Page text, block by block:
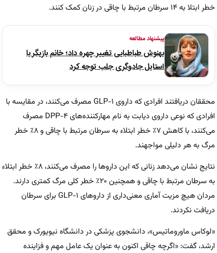
خطر ابتلا به ۱۴ سرطان مرتبط با چاقی در زنان کمک کنند.
پیشنهاد مطالعه
بهنوش طباطبایی تغییر چهره داد؛ خانم بازیگر با
استایل جادوگری جلب توجه کرد
محققان دریافتند افرادی که داروی GLP-۱ مصرف می‌کنند، در مقایسه با
افرادی که نوعی داروی دیابت به نام مهارکننده‌های DPP-۴ مصرف
می‌کنند، با کاهش ۷٪ خطر ابتلاء به سرطان مرتبط با چاقی و ۸٪ خطر
مرگ به هر دلیلی مواجهند.
نتایج نشان می‌دهد زنانی که این داروها را مصرف می‌کنند، ۸٪ خطر ابتلاء
به سرطان مرتبط با چاقی و همچنین ۲۰٪ خطر کلی مرگ کمتری دارند.
مردان هیچ مزیت آماری معنی‌داری از داروهای GLP-۱ برای سرطان
دریافت نکردند.
«لوکاس ماوروماتیس»، دانشجوی پزشکی در دانشگاه نیویورک و محقق
ارشد، گفت: «اگرچه چاقی اکنون به عنوان یک عامل مهم و فزاینده